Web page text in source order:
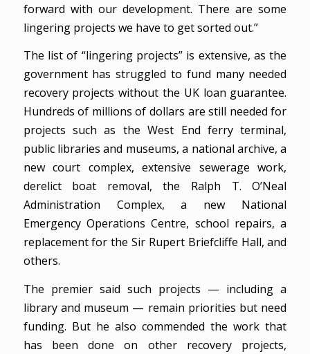
forward with our development. There are some
lingering projects we have to get sorted out.”
The list of “lingering projects” is extensive, as the
government has struggled to fund many needed
recovery projects without the UK loan guarantee.
Hundreds of millions of dollars are still needed for
projects such as the West End ferry terminal,
public libraries and museums, a national archive, a
new court complex, extensive sewerage work,
derelict boat removal, the Ralph T. O’Neal
Administration Complex, a new National
Emergency Operations Centre, school repairs, a
replacement for the Sir Rupert Briefcliffe Hall, and
others.
The premier said such projects — including a
library and museum — remain priorities but need
funding. But he also commended the work that
has been done on other recovery projects,